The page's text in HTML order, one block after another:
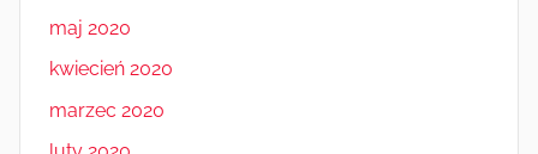
maj 2020
kwiecień 2020
marzec 2020